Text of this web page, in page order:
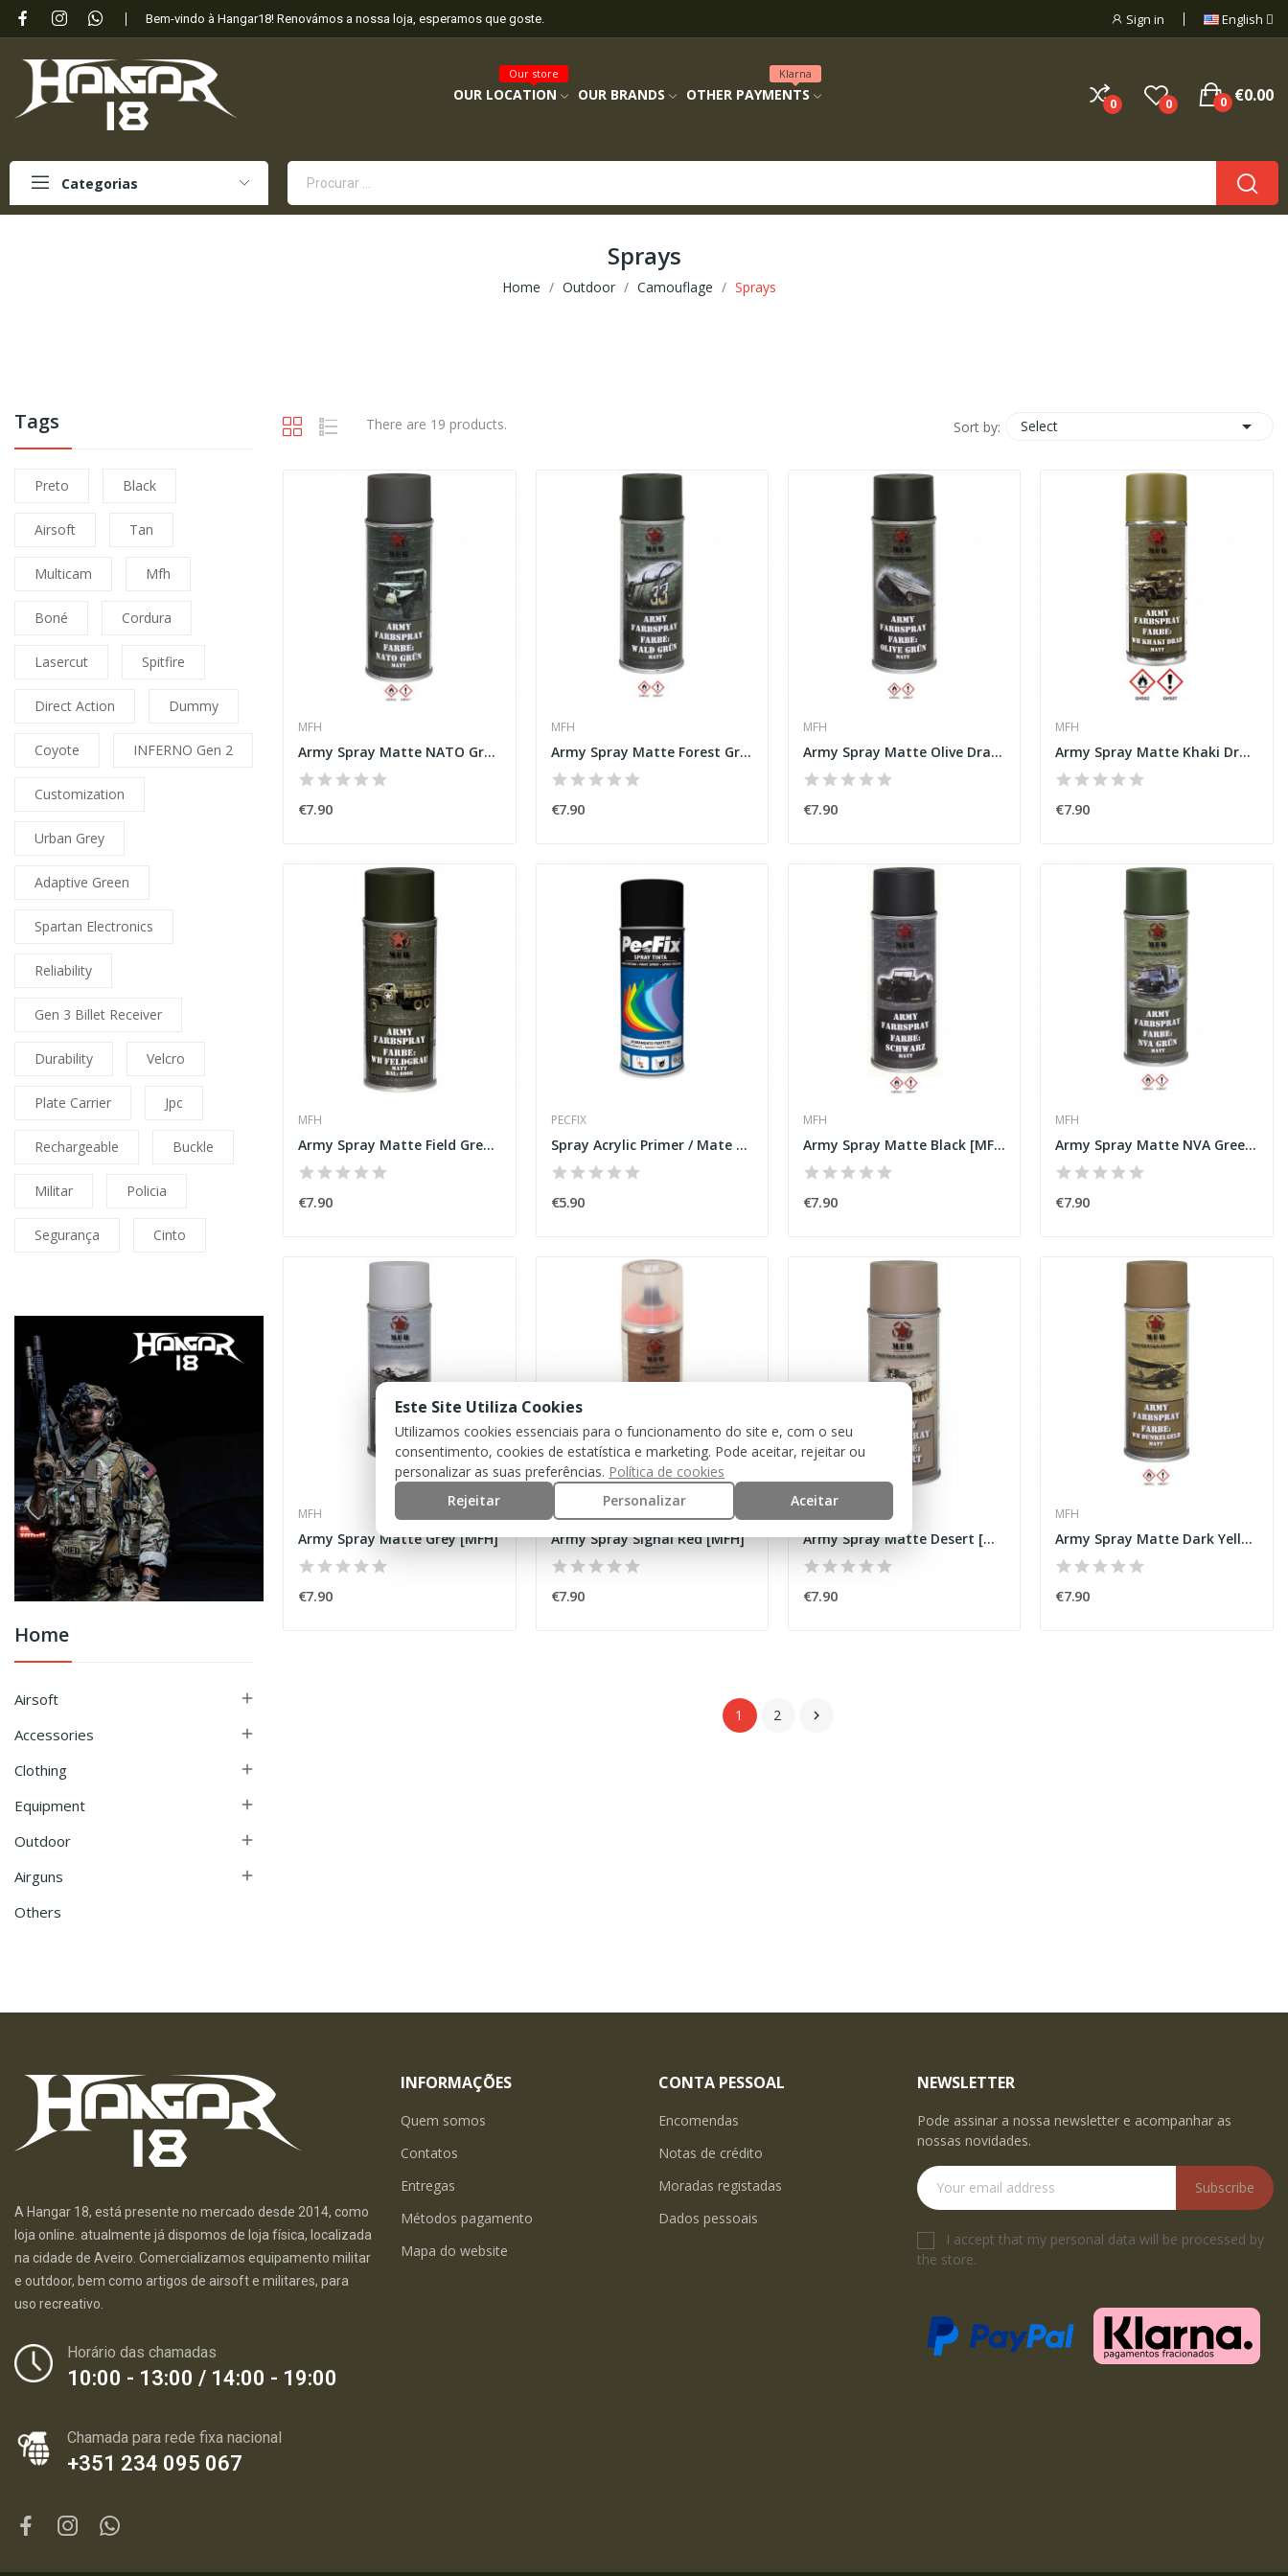
Bem-vindo à Hangar18! Renovámos a nossa loja, esperamos que goste. Sign in English
OUR LOCATION
Our store
OUR BRANDS OTHER PAYMENTS
Klarna
0 0 €0.00
0
Categorias
Sprays
Home Outdoor Camouflage Sprays
Tags
Preto Black
Airsoft Tan
Multicam Mfh
Boné Cordura
Lasercut Spitfire
Direct Action Dummy
Coyote INFERNO Gen 2
Customization
Urban Grey
Adaptive Green
Spartan Electronics
Reliability
Gen 3 Billet Receiver
Durability Velcro
Plate Carrier Jpc
Rechargeable Buckle
Militar Policia
Segurança Cinto
Home
Airsoft 
Accessories 
Clothing 
Equipment 
Outdoor 
Airguns 
Others
There are 19 products. Sort by: Select 
MFH
Army Spray Matte NATO Green [MFH]
€7.90
MFH
Army Spray Matte Forest Green [MFH]
€7.90
MFH
Army Spray Matte Olive Drab [MFH]
€7.90
MFH
Army Spray Matte Khaki Drab [MFH]
€7.90
MFH
Army Spray Matte Field Grey [MFH]
€7.90
PECFIX
Spray Acrylic Primer / Mate White [PecFix]
€5.90
MFH
Army Spray Matte Black [MFH]
€7.90
MFH
Army Spray Matte NVA Green [MFH]
€7.90
MFH
Army Spray Matte Grey [MFH]
€7.90
MFH
Army Spray Signal Red [MFH]
€7.90
Army Spray Matte Desert [MFH]
€7.90
MFH
Army Spray Matte Dark Yellow [MFH]
€7.90
1 2 
A Hangar 18, está presente no mercado desde 2014, como
loja online. atualmente já dispomos de loja física, localizada
na cidade de Aveiro. Comercializamos equipamento militar
e outdoor, bem como artigos de airsoft e militares, para
uso recreativo.
Horário das chamadas
10:00 - 13:00 / 14:00 - 19:00
Chamada para rede fixa nacional
+351 234 095 067
INFORMAÇÕES
Quem somos
Contatos
Entregas
Métodos pagamento
Mapa do website
CONTA PESSOAL
Encomendas
Notas de crédito
Moradas registadas
Dados pessoais
NEWSLETTER
Pode assinar a nossa newsletter e acompanhar as
nossas novidades.
Subscribe
I accept that my personal data will be processed by
the store.
Este Site Utiliza Cookies
Utilizamos cookies essenciais para o funcionamento do site e, com o seu
consentimento, cookies de estatística e marketing. Pode aceitar, rejeitar ou
personalizar as suas preferências. Política de cookies
Rejeitar
Personalizar Aceitar